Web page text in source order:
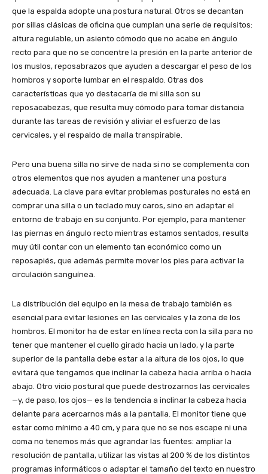
que la espalda adopte una postura natural. Otros se decantan
por sillas clásicas de oficina que cumplan una serie de requisitos:
altura regulable, un asiento cómodo que no acabe en ángulo
recto para que no se concentre la presión en la parte anterior de
los muslos, reposabrazos que ayuden a descargar el peso de los
hombros y soporte lumbar en el respaldo. Otras dos
características que yo destacaría de mi silla son su
reposacabezas, que resulta muy cómodo para tomar distancia
durante las tareas de revisión y aliviar el esfuerzo de las
cervicales, y el respaldo de malla transpirable.
Pero una buena silla no sirve de nada si no se complementa con
otros elementos que nos ayuden a mantener una postura
adecuada. La clave para evitar problemas posturales no está en
comprar una silla o un teclado muy caros, sino en adaptar el
entorno de trabajo en su conjunto. Por ejemplo, para mantener
las piernas en ángulo recto mientras estamos sentados, resulta
muy útil contar con un elemento tan económico como un
reposapiés, que además permite mover los pies para activar la
circulación sanguínea.
La distribución del equipo en la mesa de trabajo también es
esencial para evitar lesiones en las cervicales y la zona de los
hombros. El monitor ha de estar en línea recta con la silla para no
tener que mantener el cuello girado hacia un lado, y la parte
superior de la pantalla debe estar a la altura de los ojos, lo que
evitará que tengamos que inclinar la cabeza hacia arriba o hacia
abajo. Otro vicio postural que puede destrozarnos las cervicales
—y, de paso, los ojos— es la tendencia a inclinar la cabeza hacia
delante para acercarnos más a la pantalla. El monitor tiene que
estar como mínimo a 40 cm, y para que no se nos escape ni una
coma no tenemos más que agrandar las fuentes: ampliar la
resolución de pantalla, utilizar las vistas al 200 % de los distintos
programas informáticos o adaptar el tamaño del texto en nuestro